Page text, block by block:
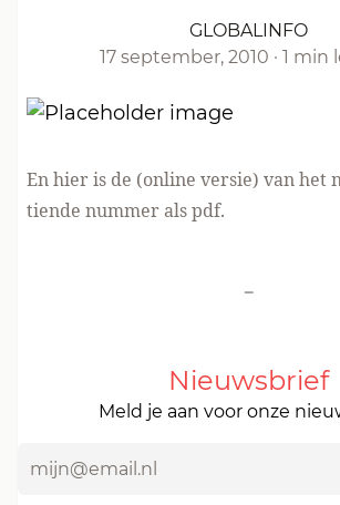
GLOBALINFO
17 september, 2010 · 1 min
En hier is de (online versie) van het
tiende nummer als pdf.
-
Nieuwsbrief
Meld je aan voor onze